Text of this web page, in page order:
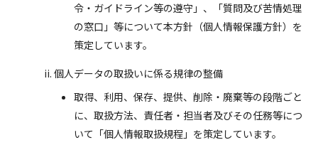
令・ガイドライン等の遵守」、「質問及び苦情処理
の窓口」等について本方針（個人情報保護方針）を
策定しています。
個人データの取扱いに係る規律の整備
取得、利用、保存、提供、削除・廃棄等の段階ごと
に、取扱方法、責任者・担当者及びその任務等につ
いて「個人情報取扱規程」を策定しています。